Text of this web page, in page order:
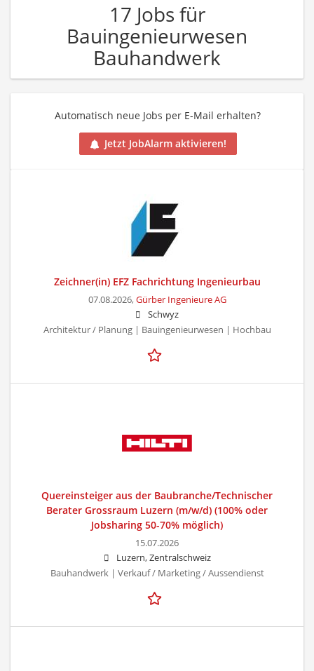
17 Jobs für
Bauingenieurwesen
Bauhandwerk
Automatisch neue Jobs per E-Mail erhalten?
Jetzt JobAlarm aktivieren!
Zeichner(in) EFZ Fachrichtung Ingenieurbau
07.08.2026,Gürber Ingenieure AG
Schwyz
Architektur / Planung | Bauingenieurwesen | Hochbau
Quereinsteiger aus der Baubranche/Technischer
Berater Grossraum Luzern (m/w/d) (100% oder
Jobsharing 50-70% möglich)
15.07.2026
Luzern, Zentralschweiz
Bauhandwerk | Verkauf / Marketing / Aussendienst